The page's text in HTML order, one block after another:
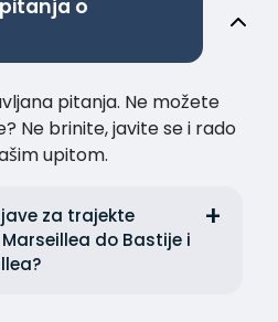
o
pitanja. Ne možete
Ne brinite, javite se i rado
upitom.
za trajekte
do Bastije i